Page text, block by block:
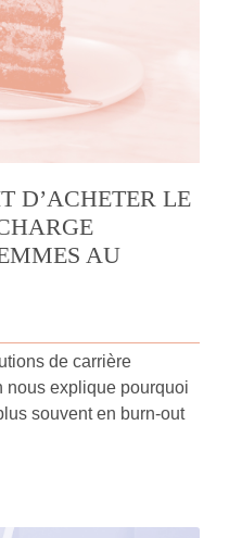
D’ACHETER LE
AU
de carrière
nous explique pourquoi
souvent en burn-out